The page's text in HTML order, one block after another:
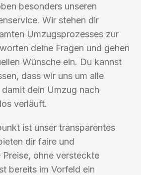
besonders unseren
Wir stehen dir
Umzugsprozesses zur
deine Fragen und gehen
Wünsche ein. Du kannst
dass wir uns um alle
dein Umzug nach
verläuft.
ist unser transparentes
dir faire und
ohne versteckte
bereits im Vorfeld ein